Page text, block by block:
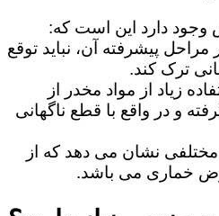
وجود دارد این است که:
مراحل پیشرفته آن، نباید توقع
ترک کند.
زیاد از مواد مخدر از
و در واقع با قطع ناگهانی
نشان می دهد که از
خماری می باشد.